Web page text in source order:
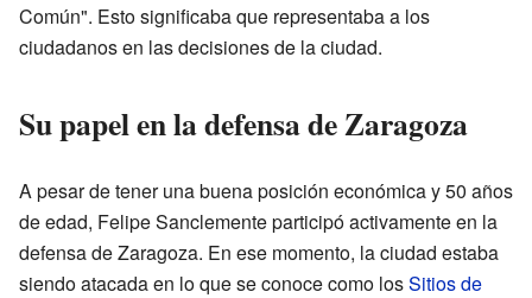
Común". Esto significaba que representaba a los
ciudadanos en las decisiones de la ciudad.
Su papel en la defensa de Zaragoza
A pesar de tener una buena posición económica y 50 años
de edad, Felipe Sanclemente participó activamente en la
defensa de Zaragoza. En ese momento, la ciudad estaba
siendo atacada en lo que se conoce como losSitios de